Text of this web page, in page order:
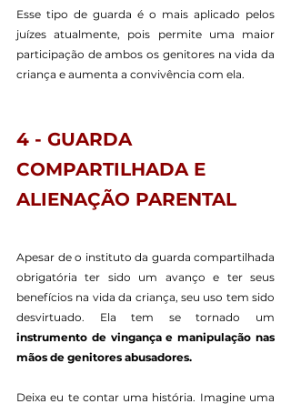
Esse tipo de guarda é o mais aplicado pelos
juízes atualmente, pois permite uma maior
participação de ambos os genitores na vida da
criança e aumenta a convivência com ela.
4 - GUARDA
COMPARTILHADA E
ALIENAÇÃO PARENTAL
Apesar de o instituto da guarda compartilhada
obrigatória ter sido um avanço e ter seus
benefícios na vida da criança, seu uso tem sido
instrumento de vingança e manipulação nas
mãos de genitores abusadores.
Deixa eu te contar uma história. Imagine uma